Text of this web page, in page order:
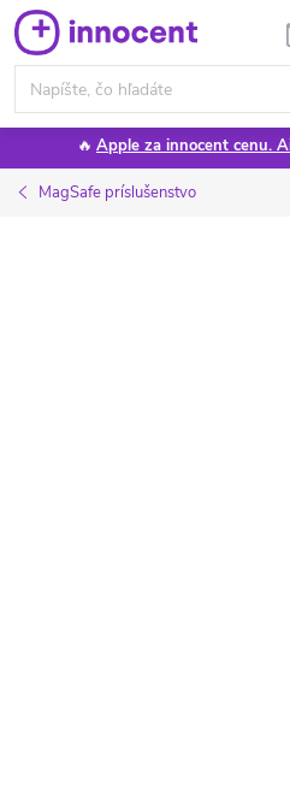
Prejsť
na
obsah
🔥 Apple za innocent cenu.
MagSafe príslušenstvo